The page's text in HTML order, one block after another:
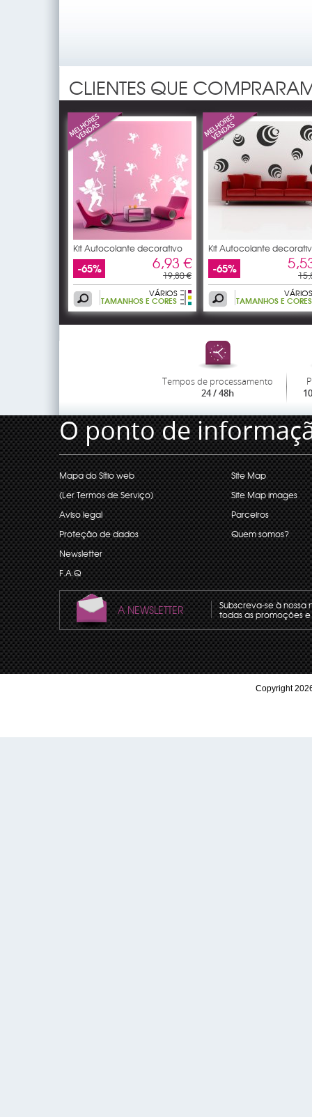
CLIENTES QUE
Kit Autocolante decorativo
10
-65% 6,93 €
19,80 €
VÁRIOS
TAMANHOS E CORES
Kit Autocolante
10
-65%
VÁRIOS
TAMANHOS E CORES
Tempos de processamento
24 / 48h
O ponto de
Mapa do Sítio web
(Ler Termos de Serviço)
Aviso legal
Proteção de dados
Newsletter
F.A.Q
Site Map
Site Map images
Parceiros
Quem somos?
A NEWSLETTER Subscreva-se à
todas as promoções
Copyright